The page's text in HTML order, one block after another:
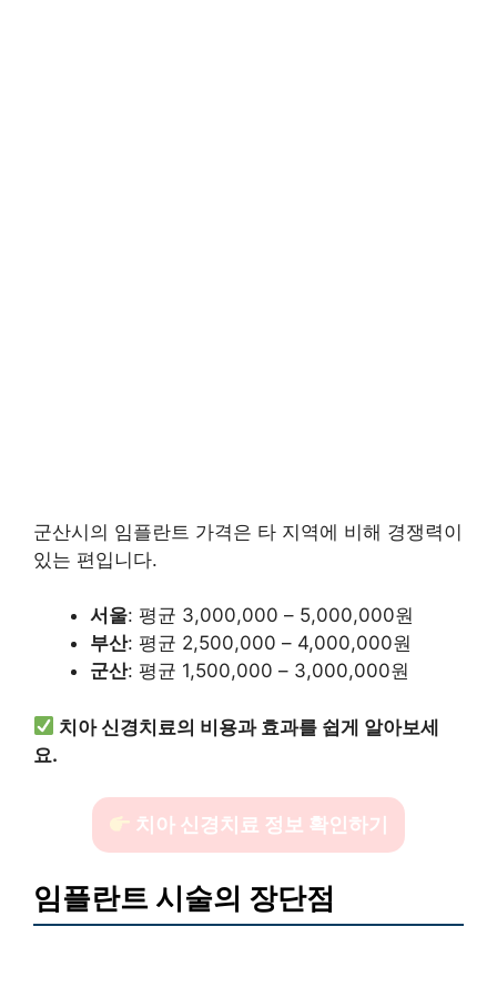
군산시의 임플란트 가격은 타 지역에 비해 경쟁력이
있는 편입니다.
서울: 평균 3,000,000 – 5,000,000원
부산: 평균 2,500,000 – 4,000,000원
군산: 평균 1,500,000 – 3,000,000원
치아 신경치료의 비용과 효과를 쉽게 알아보세
요.
치아 신경치료 정보 확인하기
임플란트 시술의 장단점